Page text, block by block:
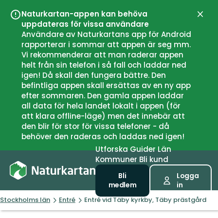
Naturkartan-appen kan behöva
uppdateras för vissa användare
Användare av Naturkartans app för Android
rapporterar i sommar att appen är seg mm.
Vi rekommenderar att man raderar appen
helt från sin telefon i så fall och laddar ned
igen! Då skall den fungera bättre. Den
befintliga appen skall ersättas av en ny app
efter sommaren. Den gamla appen laddar
all data för hela landet lokalt i appen (för
att klara offline-läge) men det innebär att
den blir för stor för vissa telefoner - då
behöver den raderas och laddas ned igen!
UtforskaGuiderLän
Kommuner Bli kund
Bli
medlem
Logga
in
Stockholms län Entré Entré vid Täby kyrkby, Täby prästgård